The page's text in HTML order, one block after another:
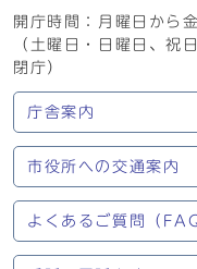
開庁時間：月曜日から
（土曜日・日曜日、
閉庁）
庁舎案内
市役所への交通案内
よくあるご質問（